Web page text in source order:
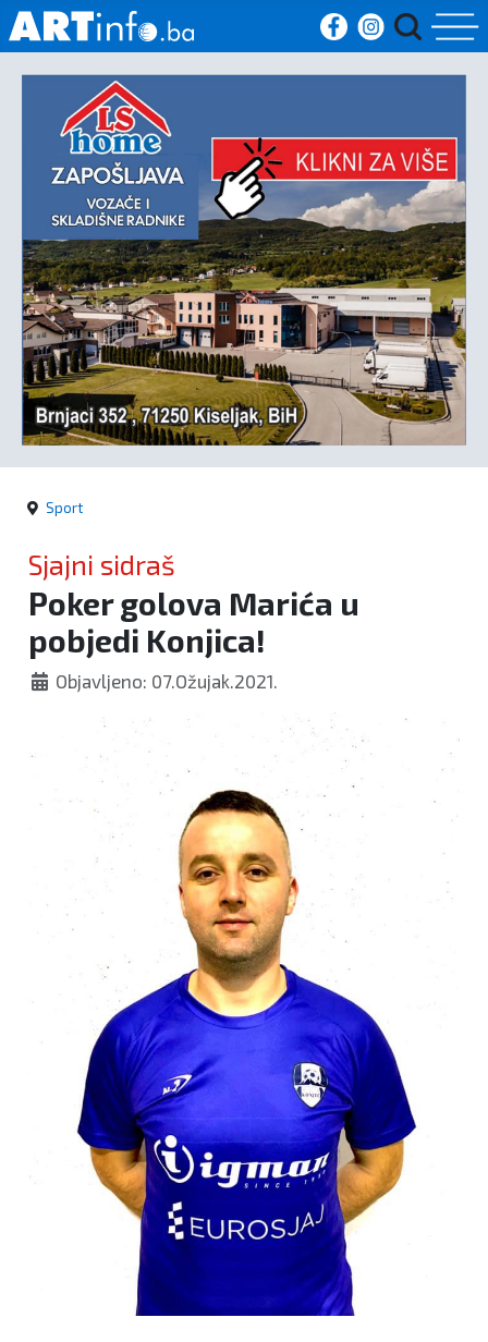
Početna
Vijesti
Sport
Kultura
Crna
kronika
Politika
Sport
Sjajni sidraš
Poker golova Marića u
pobjedi Konjica!
Objavljeno: 07.Ožujak.2021.